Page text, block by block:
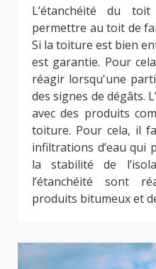
L’étanchéité du
permettre au toit de
Si la toiture est bien
est garantie. Pour
réagir lorsqu'une
des signes de dégâts.
avec des produits
toiture. Pour cela, il
infiltrations d’eau
la stabilité de
l’étanchéité sont
produits bitumeux et